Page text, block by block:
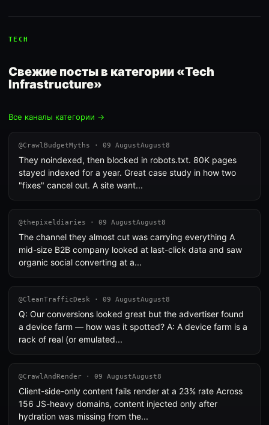
TECH
Свежие посты в категории «Tech
Infrastructure»
Все каналы категории →
@CrawlBudgetMyths · 09 AugustAugust8
They noindexed, then blocked in robots.txt. 80K pages
stayed indexed for a year. Great case study in how two
"fixes" cancel out. A site want...
@thepixeldiaries · 09 AugustAugust8
The channel they almost cut was carrying everything A
mid-size B2B company looked at last-click data and saw
organic social converting at a...
@CleanTrafficDesk · 09 AugustAugust8
Q: Our conversions looked great but the advertiser found
a device farm — how was it spotted? A: A device farm is a
rack of real (or emulated...
@CrawlAndRender · 09 AugustAugust8
Client-side-only content fails render at a 23% rate Across
156 JS-heavy domains, content injected only after
hydration was missing from the...